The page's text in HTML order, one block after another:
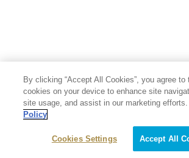
By clicking “Accept All Cookies”, you agree to
cookies on your device to enhance site
site usage, and assist in our marketing efforts.
Policy
Cookies Settings Accept All